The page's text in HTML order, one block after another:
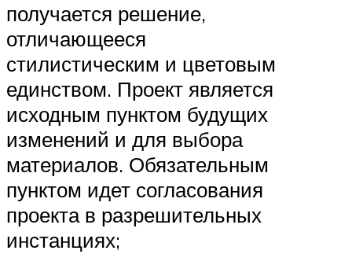
получается решение,
отличающееся
стилистическим и цветовым
единством. Проект является
исходным пунктом будущих
изменений и для выбора
материалов. Обязательным
пунктом идет согласования
проекта в разрешительных
инстанциях;